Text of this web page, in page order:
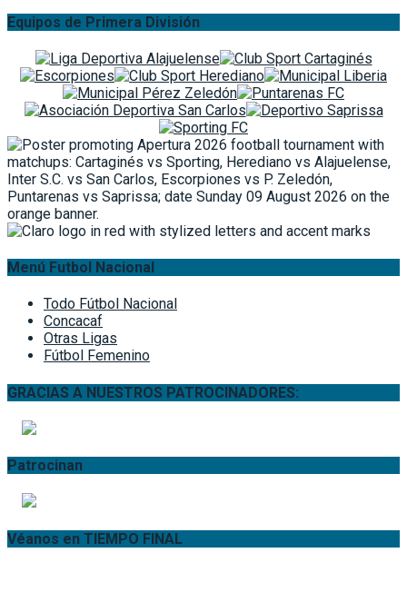
Equipos de Primera División
Menú Futbol Nacional
Todo Fútbol Nacional
Concacaf
Otras Ligas
Fútbol Femenino
GRACIAS A NUESTROS PATROCINADORES:
Patrocinan
Véanos en TIEMPO FINAL